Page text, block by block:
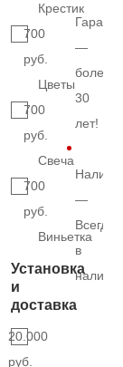
Крестик
700
руб.
Цветы
700
руб.
Свеча
700
руб.
Виньетка
Установка
и
доставка
20.000
руб.
—
более
30
лет!
—
Всегда
в